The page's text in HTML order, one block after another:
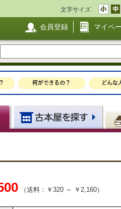
文字サイズ
会員登録 マイペ
（送料：￥320 ～ ￥2,160）